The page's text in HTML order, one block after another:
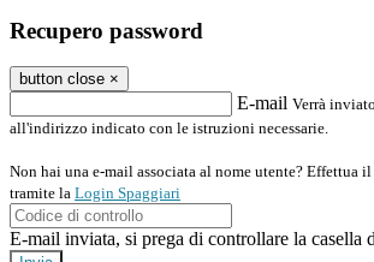
Recupero password
button close ×
E-mail Verrà
all'indirizzo indicato con le istruzioni necessarie.
Non hai una e-mail associata al nome utente? Effettua
tramite la Login Spaggiari
E-mail inviata, si prega di controllare la casella